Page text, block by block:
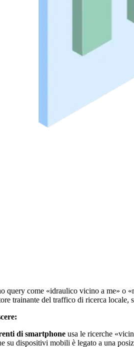
query come «idraulico vicino a me» o
trainante del traffico di ricerca locale,
di smartphone usa le ricerche
su dispositivi mobili è legato a una